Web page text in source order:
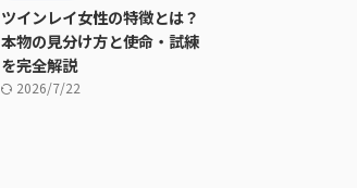
ツインレイ女性の特徴とは？
本物の見分け方と使命・試練
を完全解説
2026/7/22